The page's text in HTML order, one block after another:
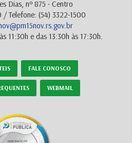
Dias, nº 875 - Centro
Telefone: (54) 3322-1500
11:30h e das 13:30h às 17:30h.
FALE CONOSCO
WEBMAIL